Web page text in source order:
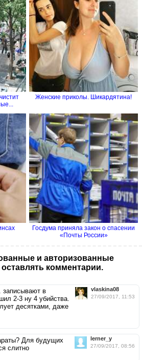
Женские приколы. Шикардятина!
Госдума приняла закон о спасении
«Почты России»
и авторизованные
комментарии.
vlaskina08
27/09/2017, 11:53
в
2-3 ну 4 убийства.
десятками, даже
lerner_y
27/09/2017, 08:56
Для будущих
слитно